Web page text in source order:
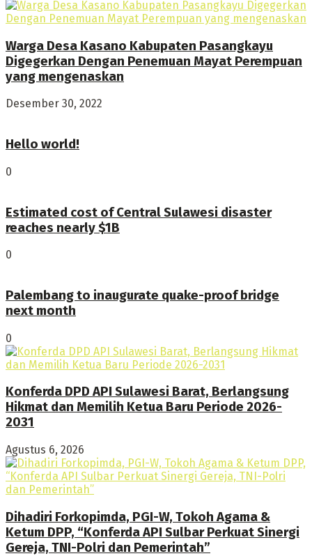
Warga Desa Kasano Kabupaten Pasangkayu
Digegerkan Dengan Penemuan Mayat Perempuan
yang mengenaskan
Desember 30, 2022
Hello world!
0
Estimated cost of Central Sulawesi disaster
reaches nearly $1B
0
Palembang to inaugurate quake-proof bridge
next month
0
Konferda DPD API Sulawesi Barat, Berlangsung
Hikmat dan Memilih Ketua Baru Periode 2026-
2031
Agustus 6, 2026
Dihadiri Forkopimda, PGI-W, Tokoh Agama &
Ketum DPP, “Konferda API Sulbar Perkuat Sinergi
Gereja, TNI-Polri dan Pemerintah”